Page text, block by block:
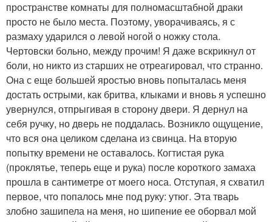
пространстве комнаты для полномасштабной драки
просто не было места. Поэтому, уворачиваясь, я с
размаху ударился о левой ногой о ножку стола.
Чертовски больно, между прочим! Я даже вскрикнул от
боли, но никто из старших не отреагировал, что странно.
Она с еще большей яростью вновь попыталась меня
достать острыми, как бритва, клыками и вновь я успешно
увернулся, отпрыгивая в сторону двери. Я дернул на
себя ручку, но дверь не поддалась. Возникло ощущение,
что вся она целиком сделана из свинца. На вторую
попытку времени не оставалось. Когтистая рука
(проклятье, теперь еще и рука) после короткого замаха
прошла в сантиметре от моего носа. Отступая, я схватил
первое, что попалось мне под руку: утюг. Эта тварь
злобно зашипела на меня, но шипение ее оборвал мой